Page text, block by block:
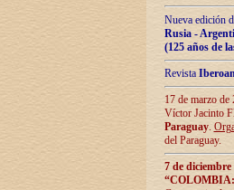
Nueva edición
Rusia -
(125 años de
Revista
17 de marzo
Víctor Jacinto
Paraguay.
del Paraguay.
7 de